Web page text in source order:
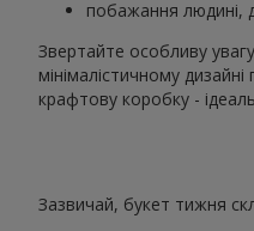
побажання людині,
Звертайте особливу
мінімалістичному
крафтову коробку -
Зазвичай, букет тижня